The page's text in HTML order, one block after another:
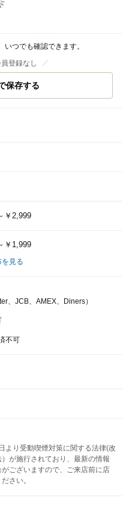
つでも確認できます。
登録なし
保存する
￥2,999
￥1,999
見る
、JCB、AMEX、Diners）
不可
より受動喫煙対策に関する法律(改
が施行されており、最新の情報
がございますので、ご来店前に店
さい。